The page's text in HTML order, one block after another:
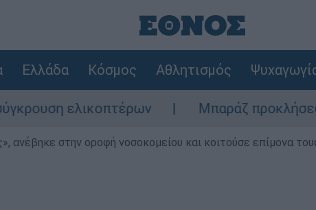
Ελλάδα Κόσμος Αθλητισμός
ελικοπτέρων Μπαράζ προκλήσεων
ανέβηκε στην οροφή νοσοκομείου και κοιτούσε επίμονα